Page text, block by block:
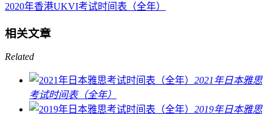
2020年香港UKVI考试时间表（全年）
相关文章
Related
2021年日本雅思
考试时间表（全年）
2019年日本雅思